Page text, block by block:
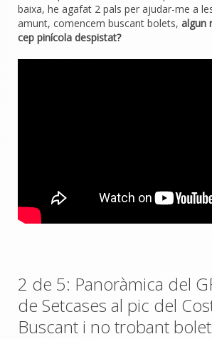
baixa, he agafat 2 pals per ajudar-me a
amunt, comencem buscant bolets, algun
cep pinícola despistat?
2 de 5: Panoràmica del
de Setcases al pic del
Buscant i no trobant